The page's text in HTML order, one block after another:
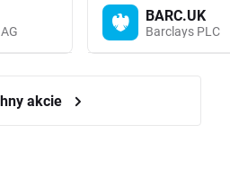
BARC.UK
Barclays PLC
akcie